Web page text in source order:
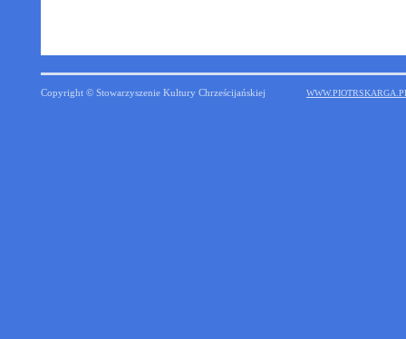
Copyright © Stowarzyszenie Kultury Chrześcijańskiej